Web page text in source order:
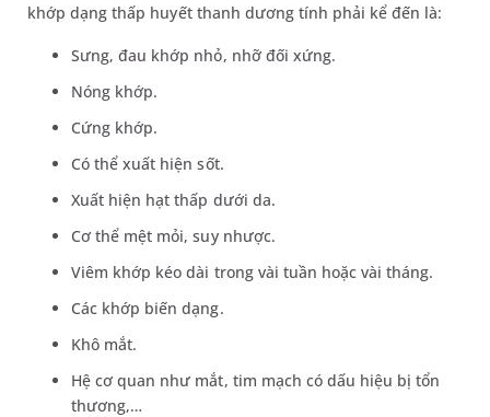
khớp dạng thấp huyết thanh dương tính phải kể đến là:
Sưng, đau khớp nhỏ, nhỡ đối xứng.
Nóng khớp.
Cứng khớp.
Có thể xuất hiện sốt.
Xuất hiện hạt thấp dưới da.
Cơ thể mệt mỏi, suy nhược.
Viêm khớp kéo dài trong vài tuần hoặc vài tháng.
Các khớp biến dạng.
Khô mắt.
Hệ cơ quan như mắt, tim mạch có dấu hiệu bị tổn
thương,…